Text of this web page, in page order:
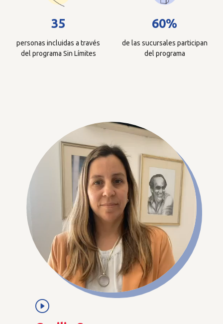
35
personas incluidas a través
del programa Sin Límites
60%
de las sucursales participan
del programa